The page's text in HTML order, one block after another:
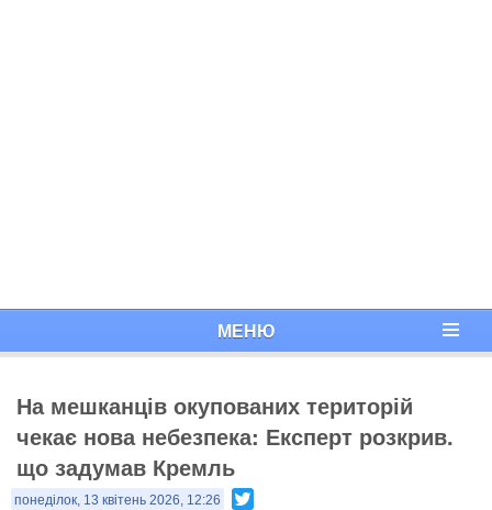
МЕНЮ
На мешканців окупованих територій
чекає нова небезпека: Експерт розкрив.
що задумав Кремль
понеділок, 13 квітень 2026, 12:26